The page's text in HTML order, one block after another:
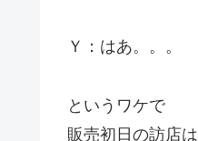
Ｙ：はあ。。。
というワケで
販売初日の訪店は